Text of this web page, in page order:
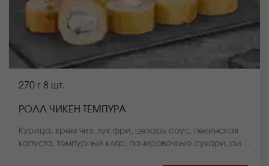
270 г 8 шт.
РОЛЛ ЧИКЕН ТЕМПУРА
Курица, крем чиз, лук фри, цезарь соус, пекинская
капуста, темпурный кляр, панировочные сухари, рис,